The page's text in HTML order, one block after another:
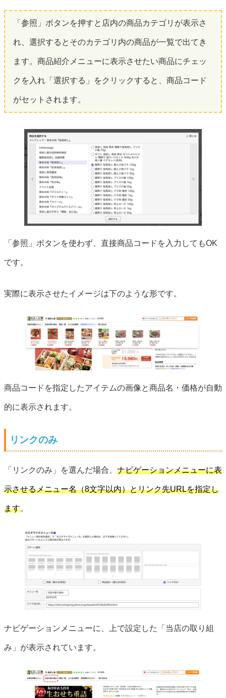
「参照」ボタンを押すと店内の商品カテゴリが表示さ
れ、選択するとそのカテゴリ内の商品が一覧で出てき
ます。商品紹介メニューに表示させたい商品にチェッ
クを入れ「選択する」をクリックすると、商品コード
がセットされます。
「参照」ボタンを使わず、直接商品コードを入力してもOK
です。
実際に表示させたイメージは下のような形です。
商品コードを指定したアイテムの画像と商品名・価格が自動
的に表示されます。
リンクのみ
「リンクのみ」を選んだ場合、 ナビゲーションメニューに表
示させるメニュー名（8文字以内）とリンク先URLを指定し
ます。
ナビゲーションメニューに、上で設定した「当店の取り組
み」が表示されています。